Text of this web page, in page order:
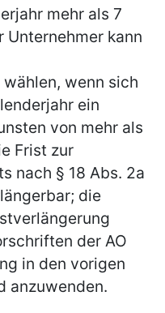
mehr als 7
Unternehmer kann
wenn sich
ein
von mehr als
Frist zur
nach § 18 Abs. 2a
die
der AO
in den vorigen
anzuwenden.